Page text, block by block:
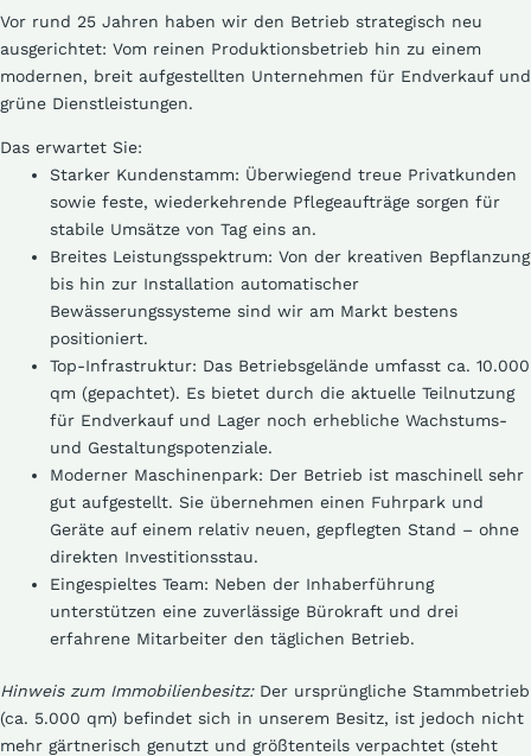
Vor rund 25 Jahren haben wir den Betrieb strategisch neu
ausgerichtet: Vom reinen Produktionsbetrieb hin zu einem
modernen, breit aufgestellten Unternehmen für Endverkauf und
grüne Dienstleistungen.
Das erwartet Sie:
Starker Kundenstamm: Überwiegend treue Privatkunden
sowie feste, wiederkehrende Pflegeaufträge sorgen für
stabile Umsätze von Tag eins an.
Breites Leistungsspektrum: Von der kreativen Bepflanzung
bis hin zur Installation automatischer
Bewässerungssysteme sind wir am Markt bestens
positioniert.
Top-Infrastruktur: Das Betriebsgelände umfasst ca. 10.000
qm (gepachtet). Es bietet durch die aktuelle Teilnutzung
für Endverkauf und Lager noch erhebliche Wachstums-
und Gestaltungspotenziale.
Moderner Maschinenpark: Der Betrieb ist maschinell sehr
gut aufgestellt. Sie übernehmen einen Fuhrpark und
Geräte auf einem relativ neuen, gepflegten Stand – ohne
direkten Investitionsstau.
Eingespieltes Team: Neben der Inhaberführung
unterstützen eine zuverlässige Bürokraft und drei
erfahrene Mitarbeiter den täglichen Betrieb.
Hinweis zum Immobilienbesitz:Der ursprüngliche Stammbetrieb
(ca. 5.000 qm) befindet sich in unserem Besitz, ist jedoch nicht
mehr gärtnerisch genutzt und größtenteils verpachtet (steht